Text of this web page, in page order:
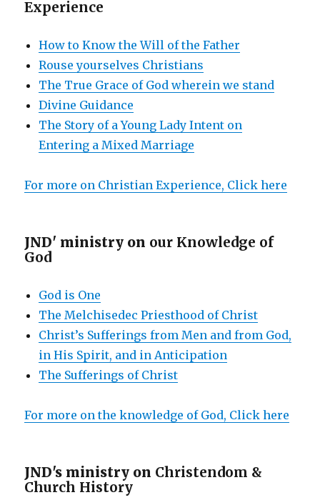
Experience
How to Know the Will of the Father
Rouse yourselves Christians
The True Grace of God wherein we stand
Divine Guidance
The Story of a Young Lady Intent on
Entering a Mixed Marriage
For more on Christian Experience, Click here
JND' ministry on our Knowledge of
God
God is One
The Melchisedec Priesthood of Christ
Christ’s Sufferings from Men and from God,
in His Spirit, and in Anticipation
The Sufferings of Christ
For more on the knowledge of God, Click here
JND's ministry on Christendom &
Church History